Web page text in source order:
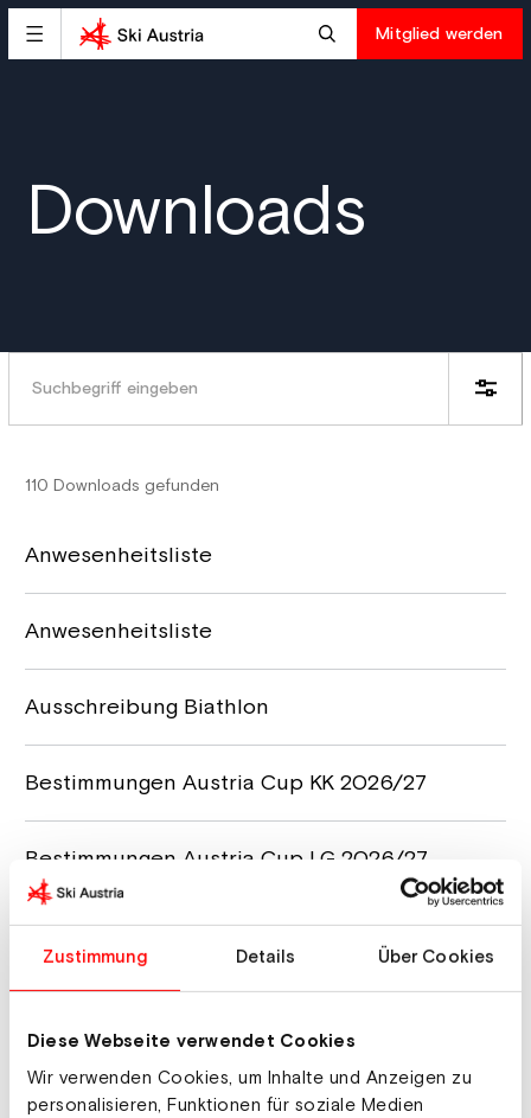
Zustimmung Details Über Cookies
Diese Webseite verwendet Cookies
Wir verwenden Cookies, um Inhalte und Anzeigen zu
personalisieren, Funktionen für soziale Medien
Mitglied werden
Downloads
110 Downloads gefunden
Anwesenheitsliste
Anwesenheitsliste
Ausschreibung Biathlon
Bestimmungen Austria Cup KK 2026/27
Bestimmungen Austria Cup LG 2026/27
Checkliste für Chefkampfrichter:innen
Einlaufprotokoll